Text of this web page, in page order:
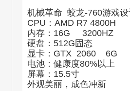
机械革命 蛟龙-760游戏设
CPU：AMD R7 4800H
内存：16G 3200HZ
硬盘：512G固态
显卡：GTX 2060 6G
电池：健康度80%以上
屏幕：15.5寸
外观美丽，成色冲新